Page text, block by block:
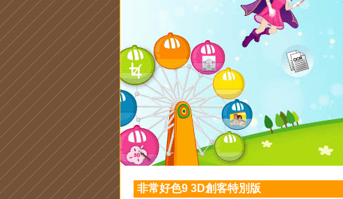
非常好色9 3D創客特別版